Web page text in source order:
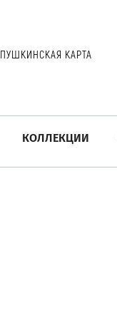
ПУШКИНСКАЯ КАРТА
КОЛЛЕКЦИИ